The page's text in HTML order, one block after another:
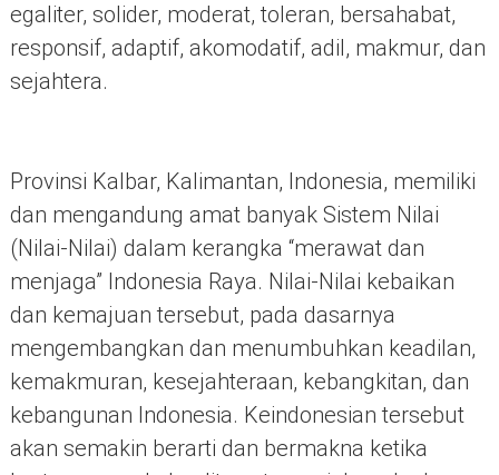
egaliter, solider, moderat, toleran, bersahabat,
responsif, adaptif, akomodatif, adil, makmur, dan
sejahtera.
Provinsi Kalbar, Kalimantan, Indonesia, memiliki
dan mengandung amat banyak Sistem Nilai
(Nilai-Nilai) dalam kerangka “merawat dan
menjaga” Indonesia Raya. Nilai-Nilai kebaikan
dan kemajuan tersebut, pada dasarnya
mengembangkan dan menumbuhkan keadilan,
kemakmuran, kesejahteraan, kebangkitan, dan
kebangunan Indonesia. Keindonesian tersebut
akan semakin berarti dan bermakna ketika